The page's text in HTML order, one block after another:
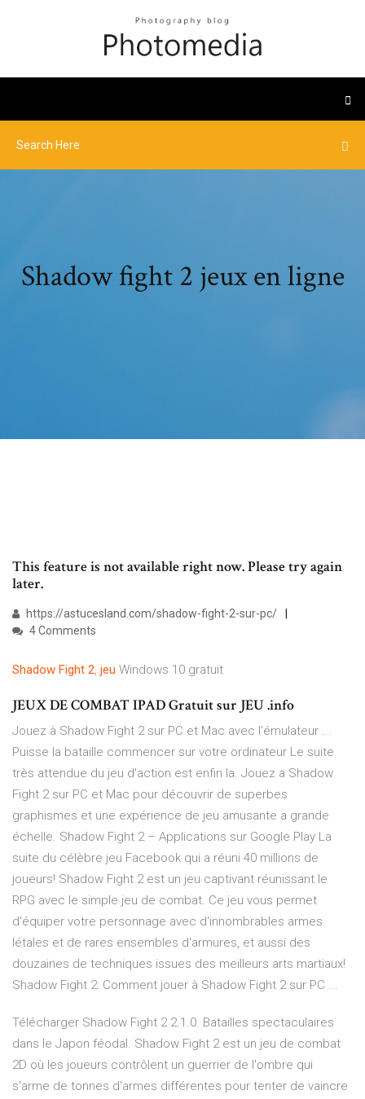
Shadow fight 2 jeux en ligne
This feature is not available right now. Please try again
later.
https://astucesland.com/shadow-fight-2-sur-pc/
4 Comments
Shadow Fight 2, jeu Windows 10 gratuit
JEUX DE COMBAT IPAD Gratuit sur JEU .info
Jouez à Shadow Fight 2 sur PC et Mac avec l'émulateur ...
Puisse la bataille commencer sur votre ordinateur Le suite
très attendue du jeu d'action est enfin la. Jouez a Shadow
Fight 2 sur PC et Mac pour découvrir de superbes
graphismes et une expérience de jeu amusante a grande
échelle. Shadow Fight 2 – Applications sur Google Play La
suite du célèbre jeu Facebook qui a réuni 40 millions de
joueurs! Shadow Fight 2 est un jeu captivant réunissant le
RPG avec le simple jeu de combat. Ce jeu vous permet
d'équiper votre personnage avec d'innombrables armes
létales et de rares ensembles d'armures, et aussi des
douzaines de techniques issues des meilleurs arts martiaux!
Shadow Fight 2: Comment jouer à Shadow Fight 2 sur PC ...
Télécharger Shadow Fight 2 2.1.0. Batailles spectaculaires
dans le Japon féodal. Shadow Fight 2 est un jeu de combat
2D où les joueurs contrôlent un guerrier de l'ombre qui
s'arme de tonnes d'armes différentes pour tenter de vaincre